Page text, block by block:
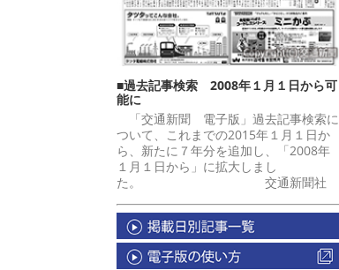
■過去記事検索 2008年１月１日から可
能に
「交通新聞 電子版」過去記事検索に
ついて、これまでの2015年１月１日か
ら、新たに７年分を追加し、「2008年
１月１日から」に拡大しまし
た。 交通新聞社